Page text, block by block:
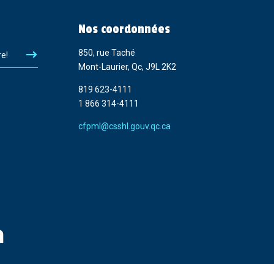
Nos coordonnées
850, rue Taché
Mont-Laurier, Qc, J9L 2K2
819 623-4111
1 866 314-4111
cfpml@csshl.gouv.qc.ca